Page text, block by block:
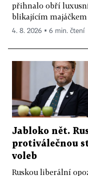
přihnalo obří
blikajícím majáčkem
4. 8. 2026 ▪ 6 min. čtení
Jabloko nět.
protiválečnou
voleb
Ruskou liberální